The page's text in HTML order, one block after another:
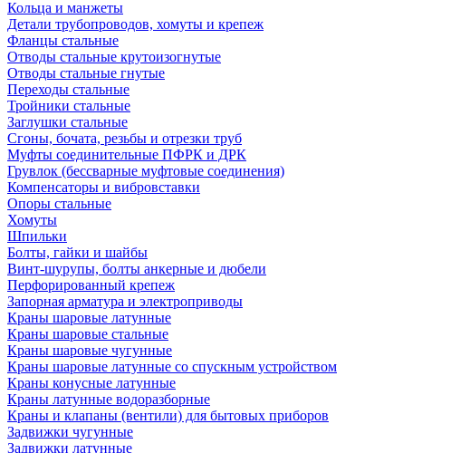
Кольца и манжеты
Детали трубопроводов, хомуты и крепеж
Фланцы стальные
Отводы стальные крутоизогнутые
Отводы стальные гнутые
Переходы стальные
Тройники стальные
Заглушки стальные
Сгоны, бочата, резьбы и отрезки труб
Муфты соединительные ПФРК и ДРК
Грувлок (бессварные муфтовые соединения)
Компенсаторы и вибровставки
Опоры стальные
Хомуты
Шпильки
Болты, гайки и шайбы
Винт-шурупы, болты анкерные и дюбели
Перфорированный крепеж
Запорная арматура и электроприводы
Краны шаровые латунные
Краны шаровые стальные
Краны шаровые чугунные
Краны шаровые латунные со спускным устройством
Краны конусные латунные
Краны латунные водоразборные
Краны и клапаны (вентили) для бытовых приборов
Задвижки чугунные
Задвижки латунные